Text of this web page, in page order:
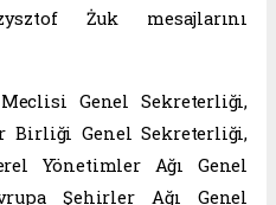
Żuk mesajlarını
Genel Sekreterliği,
Birliği Genel Sekreterliği,
Yönetimler Ağı Genel
Şehirler Ağı Genel